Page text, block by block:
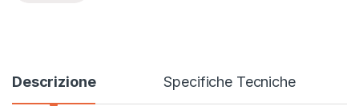
Descrizione Specifiche Tecniche